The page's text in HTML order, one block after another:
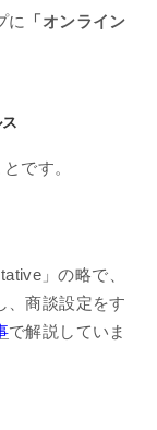
に 「オンライン
です。
」の略で、
、商談設定をす
で解説していま